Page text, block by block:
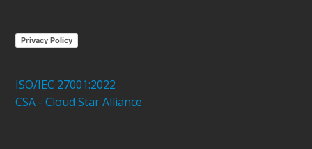
Privacy Policy
ISO/IEC 27001:2022
CSA - Cloud Star Alliance